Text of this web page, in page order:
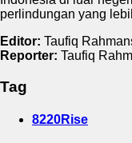
perlindungan yang
Editor: Taufiq
Reporter: Taufiq
Tag
8220Rise